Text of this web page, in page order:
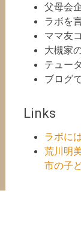
父母会
ラボを
ママ友
大槻家
テュー
ブログ
Links
ラボに
荒川明
市の子